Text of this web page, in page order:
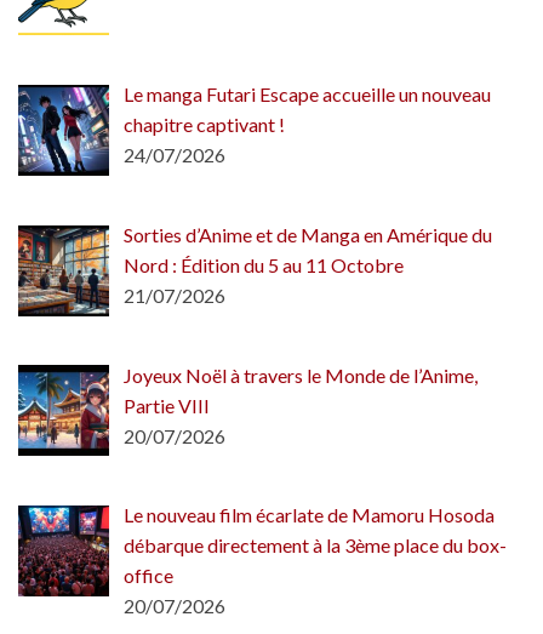
Le manga Futari Escape accueille un nouveau
chapitre captivant !
24/07/2026
Sorties d’Anime et de Manga en Amérique du
Nord : Édition du 5 au 11 Octobre
21/07/2026
Joyeux Noël à travers le Monde de l’Anime,
Partie VIII
20/07/2026
Le nouveau film écarlate de Mamoru Hosoda
débarque directement à la 3ème place du box-
office
20/07/2026